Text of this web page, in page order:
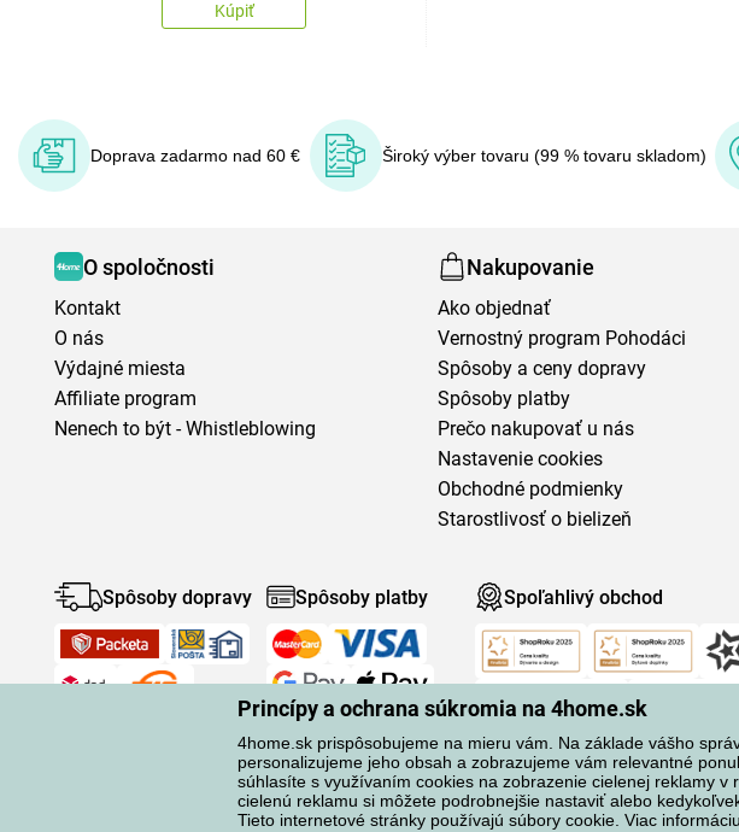
Princípy a ochrana súkromia na 4home.sk
4home.sk prispôsobujeme na mieru vám. Na základe vášho
personalizujeme jeho obsah a zobrazujeme vám relevantné
súhlasíte s využívaním cookies na zobrazenie cielenej reklamy
cielenú reklamu si môžete podrobnejšie nastaviť alebo
Tieto internetové stránky používajú súbory cookie. Viac informáciu
Kúpiť
Doprava zadarmo nad 60 € Široký výber tovaru (99 % tovaru skladom)
O spoločnosti
Kontakt
O nás
Výdajné miesta
Affiliate program
Nenech to být - Whistleblowing
Nakupovanie
Ako objednať
Vernostný program Pohodáci
Spôsoby a ceny dopravy
Spôsoby platby
Prečo nakupovať u nás
Nastavenie cookies
Obchodné podmienky
Starostlivosť o bielizeň
Spôsoby dopravy Spôsoby platby Spoľahlivý obchod
Ochrana osobných údajov